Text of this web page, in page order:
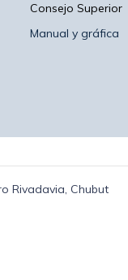
Consejo Superior
Manual y gráfica
Rivadavia, Chubut